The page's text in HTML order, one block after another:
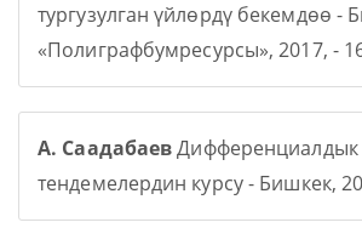
тургузулган үйлөрдү бекемдөө -
«Полиграфбумресурсы», 2017, -
А. СаадабаевДифференциалдык
тендемелердин курсу - Бишкек,